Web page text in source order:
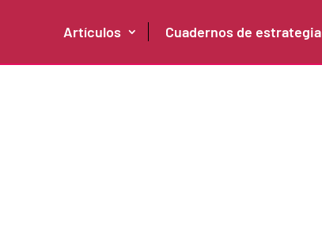
Artículos Cuadernos de estrategia